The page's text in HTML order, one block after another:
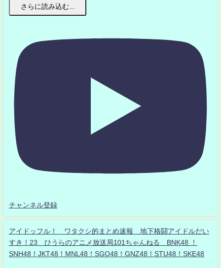
さらに読み込む...
チャンネル登録
アイドッフル！ ワタクシ的まとめ速報 地下格闘アイドルだい
すき！23 ひうらのアニメ放送局101ちゃんねる BNK48 ！
SNH48！JKT48！MNL48！SGO48！GNZ48！STU48！SKE48